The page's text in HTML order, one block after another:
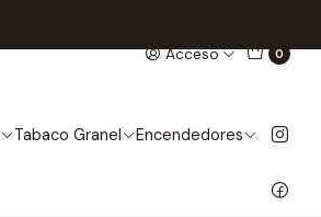
Acceso 0
Tabaco Granel Encendedores